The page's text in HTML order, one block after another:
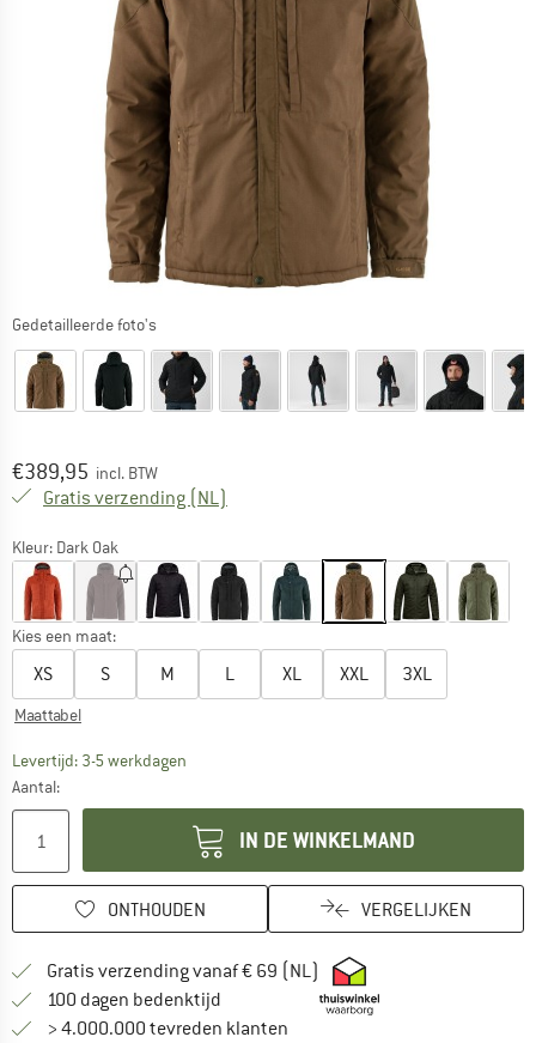
Gedetailleerde foto's
Prijs:
€389,95 incl. BTW
Gratis verzending (NL)
Kleur: Dark Oak
Kies een maat:
XS S M L XL XXL 3XL
Maattabel
Levertijd: 3-5 werkdagen
Aantal:
IN DE WINKELMAND
ONTHOUDEN VERGELIJKEN
Gratis verzending vanaf € 69 (NL) Vind hier de
100 dagen bedenktijd Vind de betalingsinformatie hier!
> 4.000.000 tevreden klanten